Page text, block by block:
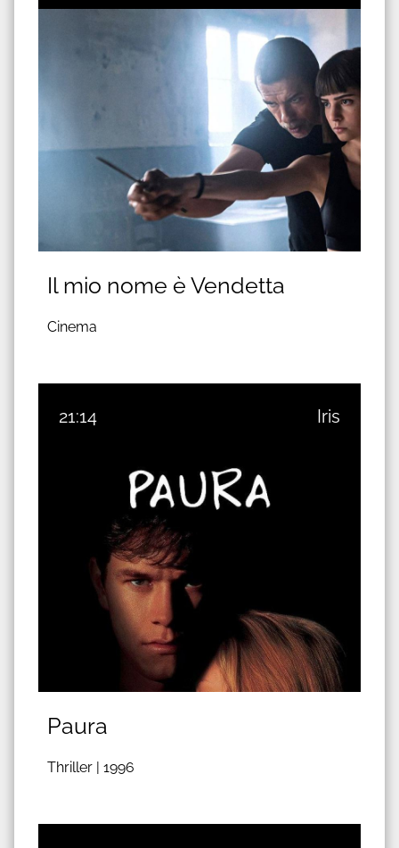
Il mio nome è Vendetta
Cinema
21:14 Iris
Paura
Thriller | 1996